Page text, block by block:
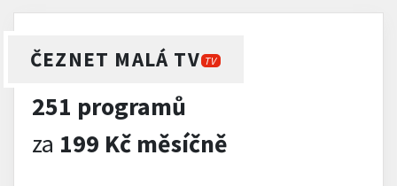
ČEZNET MALÁ TV TV
251 programů
za 199 Kč měsíčně